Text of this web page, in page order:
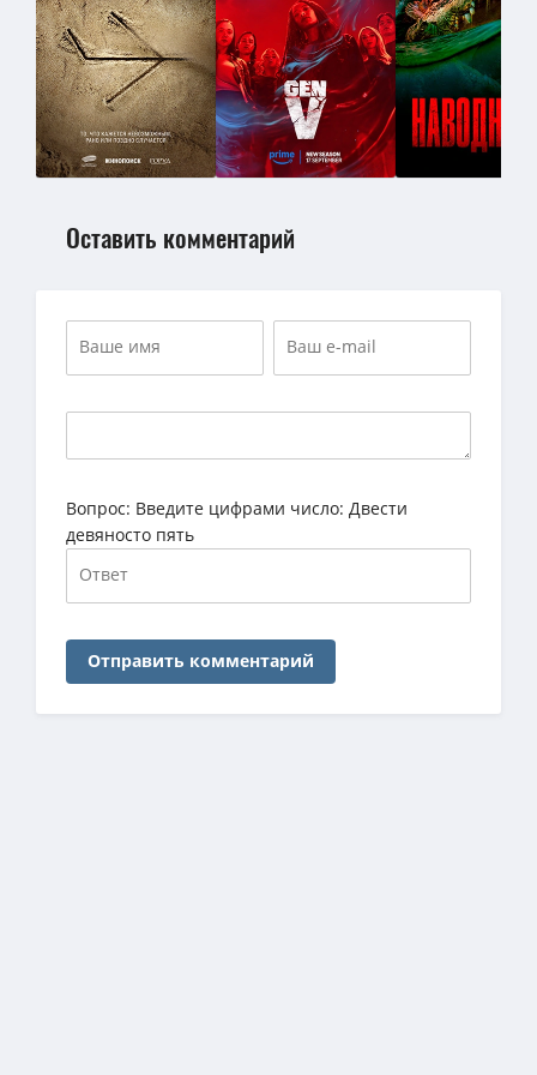
Оставить комментарий
Вопрос: Введите цифрами число: Двести
девяносто пять
Отправить комментарий